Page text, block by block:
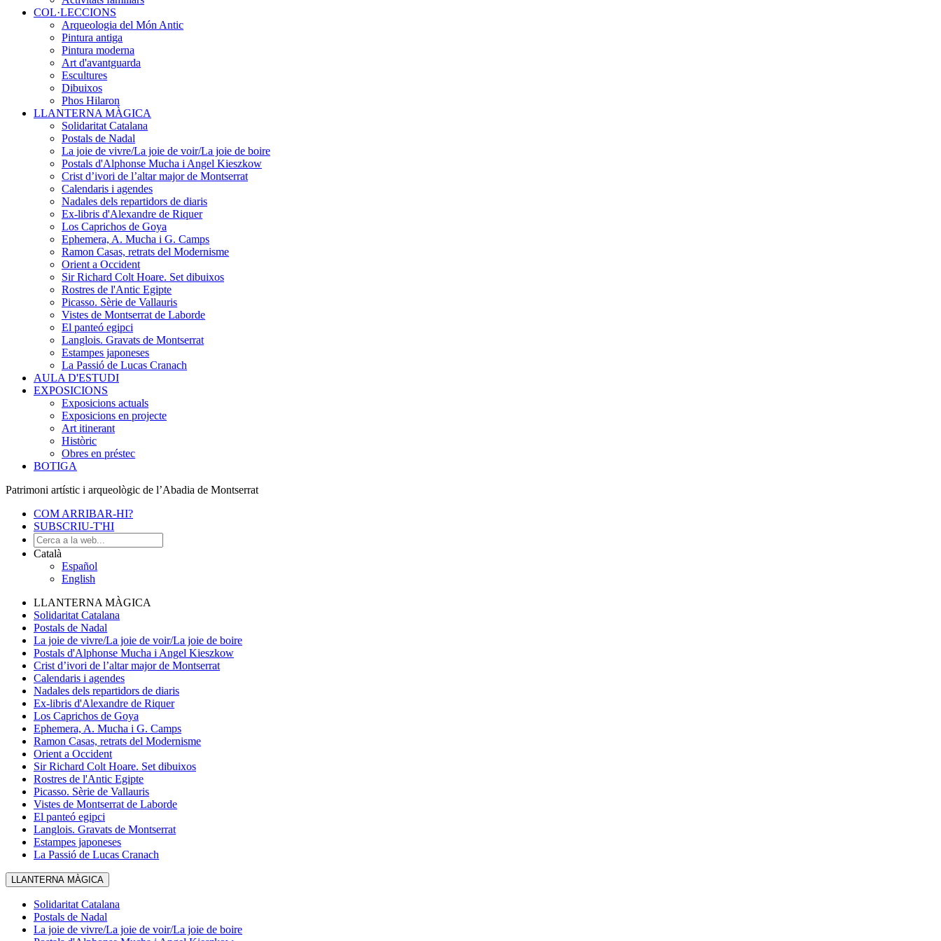
COL·LECCIONS
Arqueologia del Món Antic
Pintura antiga
Pintura moderna
Art d'avantguarda
Escultures
Dibuixos
Phos Hilaron
LLANTERNA MÀGICA
Solidaritat Catalana
Postals de Nadal
La joie de vivre/La joie de voir/La joie de boire
Postals d'Alphonse Mucha i Angel Kieszkow
Crist d’ivori de l’altar major de Montserrat
Calendaris i agendes
Nadales dels repartidors de diaris
Ex-libris d'Alexandre de Riquer
Los Caprichos de Goya
Ephemera, A. Mucha i G. Camps
Ramon Casas, retrats del Modernisme
Orient a Occident
Sir Richard Colt Hoare. Set dibuixos
Rostres de l'Antic Egipte
Picasso. Sèrie de Vallauris
Vistes de Montserrat de Laborde
El panteó egipci
Langlois. Gravats de Montserrat
Estampes japoneses
La Passió de Lucas Cranach
AULA D'ESTUDI
EXPOSICIONS
Exposicions actuals
Exposicions en projecte
Art itinerant
Històric
Obres en préstec
BOTIGA
Patrimoni artístic i arqueològic de l’Abadia de Montserrat
COM ARRIBAR-HI?
SUBSCRIU-T'HI
Català
Español
English
LLANTERNA MÀGICA
Solidaritat Catalana
Postals de Nadal
La joie de vivre/La joie de voir/La joie de boire
Postals d'Alphonse Mucha i Angel Kieszkow
Crist d’ivori de l’altar major de Montserrat
Calendaris i agendes
Nadales dels repartidors de diaris
Ex-libris d'Alexandre de Riquer
Los Caprichos de Goya
Ephemera, A. Mucha i G. Camps
Ramon Casas, retrats del Modernisme
Orient a Occident
Sir Richard Colt Hoare. Set dibuixos
Rostres de l'Antic Egipte
Picasso. Sèrie de Vallauris
Vistes de Montserrat de Laborde
El panteó egipci
Langlois. Gravats de Montserrat
Estampes japoneses
La Passió de Lucas Cranach
LLANTERNA MÀGICA
Solidaritat Catalana
Postals de Nadal
La joie de vivre/La joie de voir/La joie de boire